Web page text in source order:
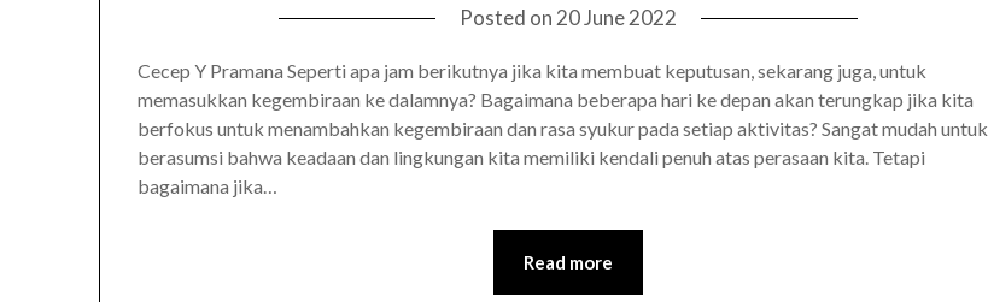
Posted on20 June 2022
Cecep Y Pramana Seperti apa jam berikutnya jika kita membuat keputusan, sekarang juga, untuk
memasukkan kegembiraan ke dalamnya? Bagaimana beberapa hari ke depan akan terungkap jika kita
berfokus untuk menambahkan kegembiraan dan rasa syukur pada setiap aktivitas? Sangat mudah untuk
berasumsi bahwa keadaan dan lingkungan kita memiliki kendali penuh atas perasaan kita. Tetapi
bagaimana jika…
Read more